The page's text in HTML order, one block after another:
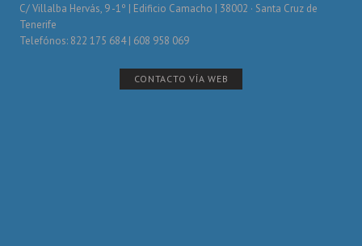
C/ Villalba Hervás, 9 -1º | Edificio Camacho | 38002 · Santa Cruz de
Tenerife
Telefónos: 822 175 684 | 608 958 069
CONTACTO VÍA WEB